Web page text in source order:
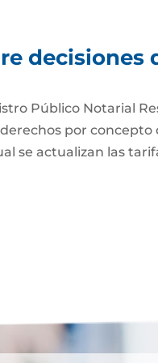
decisiones
Público Notarial
por
se actualizan las